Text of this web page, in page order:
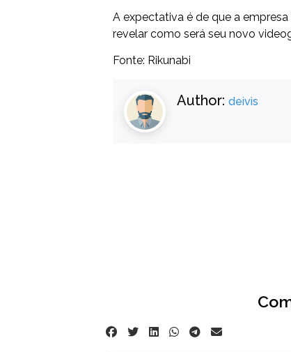
A expectativa é de que a
revelar como será seu novo
Fonte: Rikunabi
Author: deivis